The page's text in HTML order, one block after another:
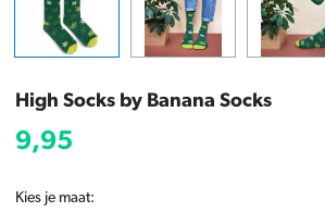
High Socks by Banana Socks
9,95
Kies je maat: